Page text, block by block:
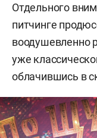
Отдельного
питчинге
воодушевленно
уже
облачившись в